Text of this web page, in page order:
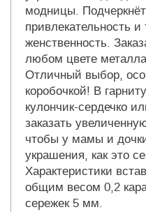
модницы.
привлекательность
женственность.
любом цвете
Отличный выбор,
коробочкой! В
кулончик-сердечко
заказать
чтобы у мамы и
украшения, как это
Характеристики
общим весом 0,2
сережек 5 мм.